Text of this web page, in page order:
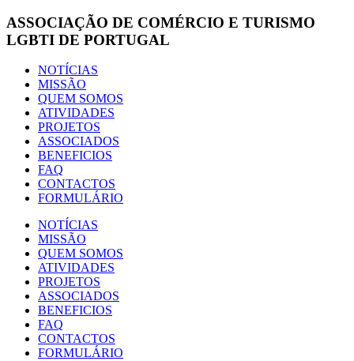
ASSOCIAÇÃO DE COMÉRCIO E TURISMO
LGBTI DE PORTUGAL
NOTÍCIAS
MISSÃO
QUEM SOMOS
ATIVIDADES
PROJETOS
ASSOCIADOS
BENEFICIOS
FAQ
CONTACTOS
FORMULÁRIO
NOTÍCIAS
MISSÃO
QUEM SOMOS
ATIVIDADES
PROJETOS
ASSOCIADOS
BENEFICIOS
FAQ
CONTACTOS
FORMULÁRIO